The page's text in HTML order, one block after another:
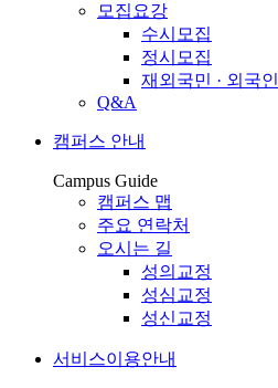
모집요강
수시모집
정시모집
재외국민 · 외국인
Q&A
캠퍼스 안내
Campus Guide
캠퍼스 맵
주요 연락처
오시는 길
성의교정
성심교정
성신교정
서비스이용안내